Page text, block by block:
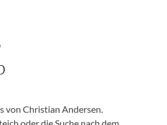
von Christian Andersen.